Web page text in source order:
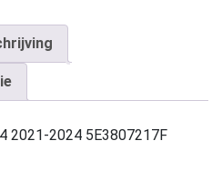
2021-2024 5E3807217F